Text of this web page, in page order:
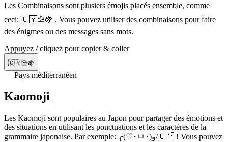
Les Combinaisons sont plusiers émojis placés ensemble, comme
ceci: 🇨🇾⛱️🍇 . Vous pouvez utiliser des combinaisons pour faire
des énigmes ou des messages sans mots.
Appuyez / cliquez pour copier & coller
🇨🇾⛱️🍇
— Pays méditerranéen
Kaomoji
Les Kaomoji sont populaires au Japon pour partager des émotions et
des situations en utilisant les ponctuations et les caractères de la
grammaire japonaise. Par exemple: ╭(♡･ㅂ･)و/🇨🇾 ! Vous pouvez